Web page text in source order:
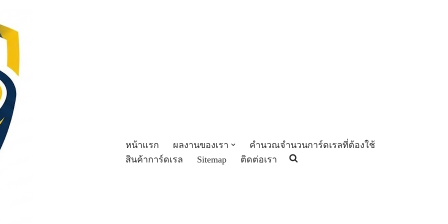
หน้าแรก ผลงานของเรา
คำนวณจำนวนการ์ดเรลที่ต้องใช้
สินค้าการ์ดเรล
Sitemap ติดต่อเรา